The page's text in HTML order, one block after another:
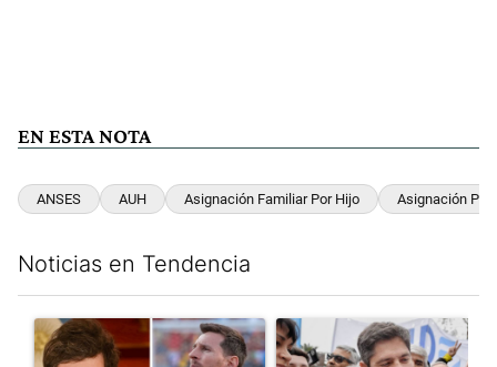
EN ESTA NOTA
ANSES AUH Asignación Familiar Por Hijo Asignación Por
Noticias en Tendencia
Un artículo de tendencia con el título "Milei despidió a Jorge
Un artículo de tendencia con